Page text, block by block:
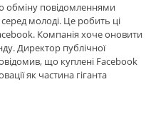
обміну повідомленнями
молоді. Це робить цi
Компанія хоче оновити
Директор публічної
що куплені Facebook
як частина гіганта